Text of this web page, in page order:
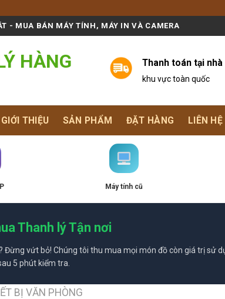
- MUA BÁN MÁY TÍNH, MÁY IN VÀ CAMERA
HÀNG
Thanh toán tại
khu vực toàn quốc
GIỚI THIỆU SẢN PHẨM ĐẶT HÀNG LIÊN HỆ
Máy tính cũ
Thanh lý Tận nơi
Đừng vứt bỏ! Chúng tôi thu mua mọi món đồ còn giá trị sử
5 phút kiểm tra.
BỊ VĂN PHÒNG